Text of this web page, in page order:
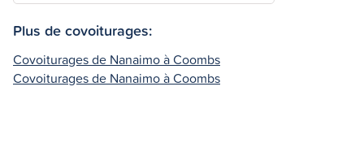
Plus de covoiturages:
Covoiturages de Nanaimo à Coombs
Covoiturages de Nanaimo à Coombs